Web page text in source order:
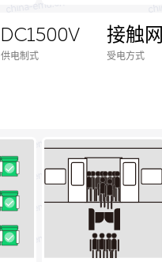
DC1500V
供电制式
接触网
受电方式